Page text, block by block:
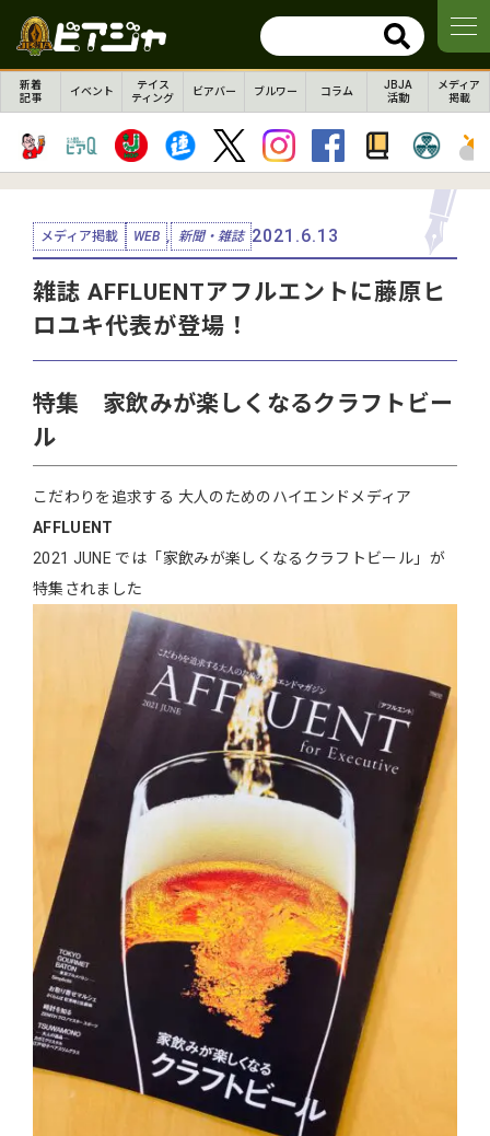
新着
記事
イベント
テイス
ティング
ビアバー ブルワー コラム
JBJA
活動
メディア
掲載
メディア掲載 WEB , 新聞・雑誌 2021.6.13
雑誌 AFFLUENTアフルエントに藤原ヒ
ロユキ代表が登場！
特集 家飲みが楽しくなるクラフトビー
ル
こだわりを追求する 大人のためのハイエンドメディア
AFFLUENT
2021 JUNE では「家飲みが楽しくなるクラフトビール」が
特集されました